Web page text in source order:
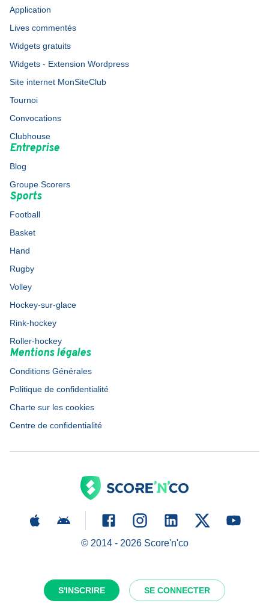
S'INSCRIRE SE CONNECTER
Application
Lives commentés
Widgets gratuits
Widgets - Extension Wordpress
Site internet MonSiteClub
Tournoi
Convocations
Clubhouse
Entreprise
Blog
Groupe Scorers
Sports
Football
Basket
Hand
Rugby
Volley
Hockey-sur-glace
Rink-hockey
Roller-hockey
Mentions légales
Conditions Générales
Politique de confidentialité
Charte sur les cookies
Centre de confidentialité
© 2014 - 2026Score'n'co